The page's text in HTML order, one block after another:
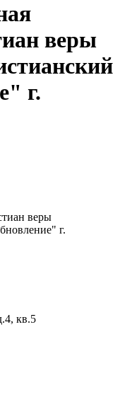
веры
г.
веры
г.
кв.5